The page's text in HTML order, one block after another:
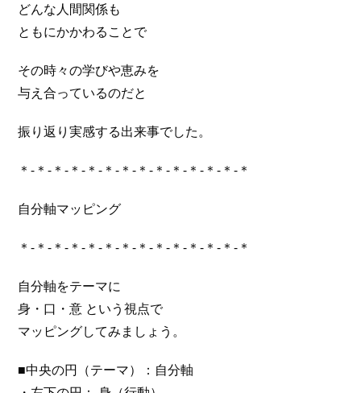
どんな人間関係も
ともにかかわることで
その時々の学びや恵みを
与え合っているのだと
振り返り実感する出来事でした。
＊-＊-＊-＊-＊-＊-＊-＊-＊-＊-＊-＊-＊-＊
自分軸マッピング
＊-＊-＊-＊-＊-＊-＊-＊-＊-＊-＊-＊-＊-＊
自分軸をテーマに
身・口・意 という視点で
マッピングしてみましょう。
■中央の円（テーマ）：自分軸